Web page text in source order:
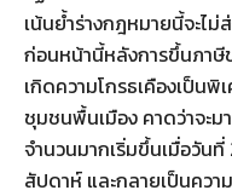
เน้นย้ำร่างกฎหมายนี้จะไ
ก่อนหน้านี้หลังการขึ้นภาษี
เกิดความโกรธเคืองเป็นพิ
ชุมชนพื้นเมือง คาดว่าจะม
จำนวนมากเริ่มขึ้นเมื่อวัน
สัปดาห์ และกลายเป็นควา